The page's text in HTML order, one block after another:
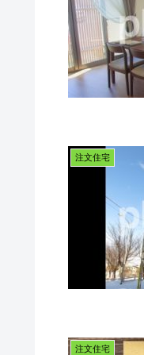
注文住宅
注文住宅